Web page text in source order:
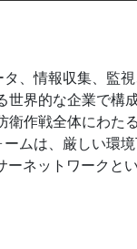
、情報収集、監
界的な企業で構
作戦全体にわた
ムは、厳しい環
ネットワークと